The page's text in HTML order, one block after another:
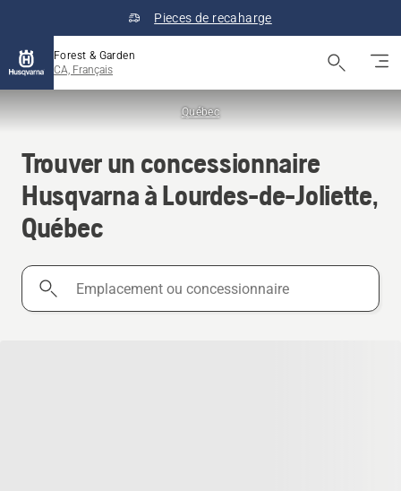
Pieces de recaharge
Forest & Garden
CA, Français
Québec
Trouver un concessionnaire
Husqvarna à Lourdes-de-Joliette,
Québec
Emplacement